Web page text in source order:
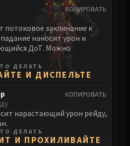
Weakauras
By Class
Streamers
Streamers
Websites
КОПИРОВАТЬ
заклинание к
наносит урон и
ДоТ. Можно
ДЕЛАТЬ
И ДИСПЕЛЬТЕ
КОПИРОВАТЬ
нарастающий урон рейду,
ДЕЛАТЬ
И ПРОХИЛИВАЙТЕ